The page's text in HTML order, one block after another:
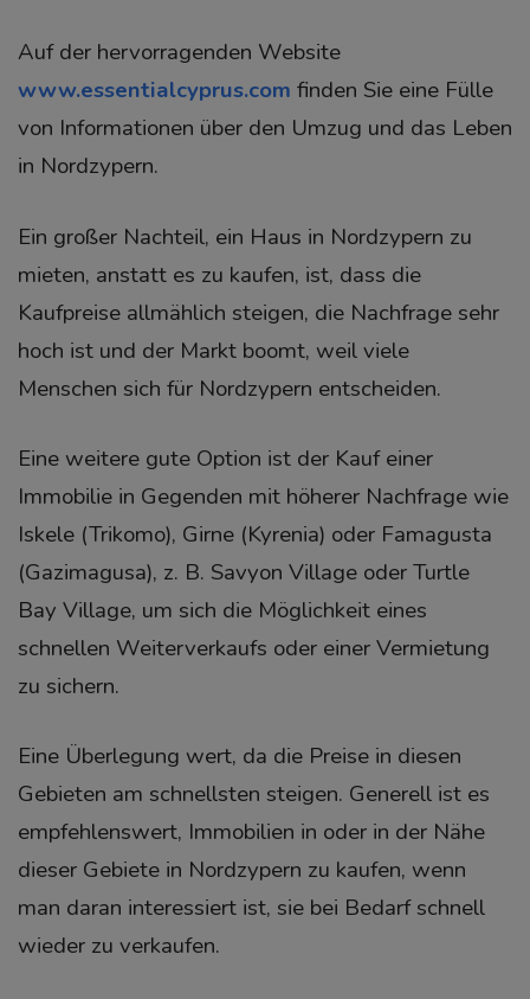
Auf der hervorragenden Website
www.essentialcyprus.com finden Sie eine Fülle
von Informationen über den Umzug und das Leben
in Nordzypern.
Ein großer Nachteil, ein Haus in Nordzypern zu
mieten, anstatt es zu kaufen, ist, dass die
Kaufpreise allmählich steigen, die Nachfrage sehr
hoch ist und der Markt boomt, weil viele
Menschen sich für Nordzypern entscheiden.
Eine weitere gute Option ist der Kauf einer
Immobilie in Gegenden mit höherer Nachfrage wie
Iskele (Trikomo), Girne (Kyrenia) oder Famagusta
(Gazimagusa), z. B. Savyon Village oder Turtle
Bay Village, um sich die Möglichkeit eines
schnellen Weiterverkaufs oder einer Vermietung
zu sichern.
Eine Überlegung wert, da die Preise in diesen
Gebieten am schnellsten steigen. Generell ist es
empfehlenswert, Immobilien in oder in der Nähe
dieser Gebiete in Nordzypern zu kaufen, wenn
man daran interessiert ist, sie bei Bedarf schnell
wieder zu verkaufen.